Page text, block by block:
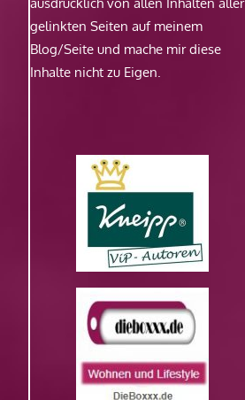
gelinkten Seiten auf meinem
Blog/Seite und mache mir diese
Inhalte nicht zu Eigen.